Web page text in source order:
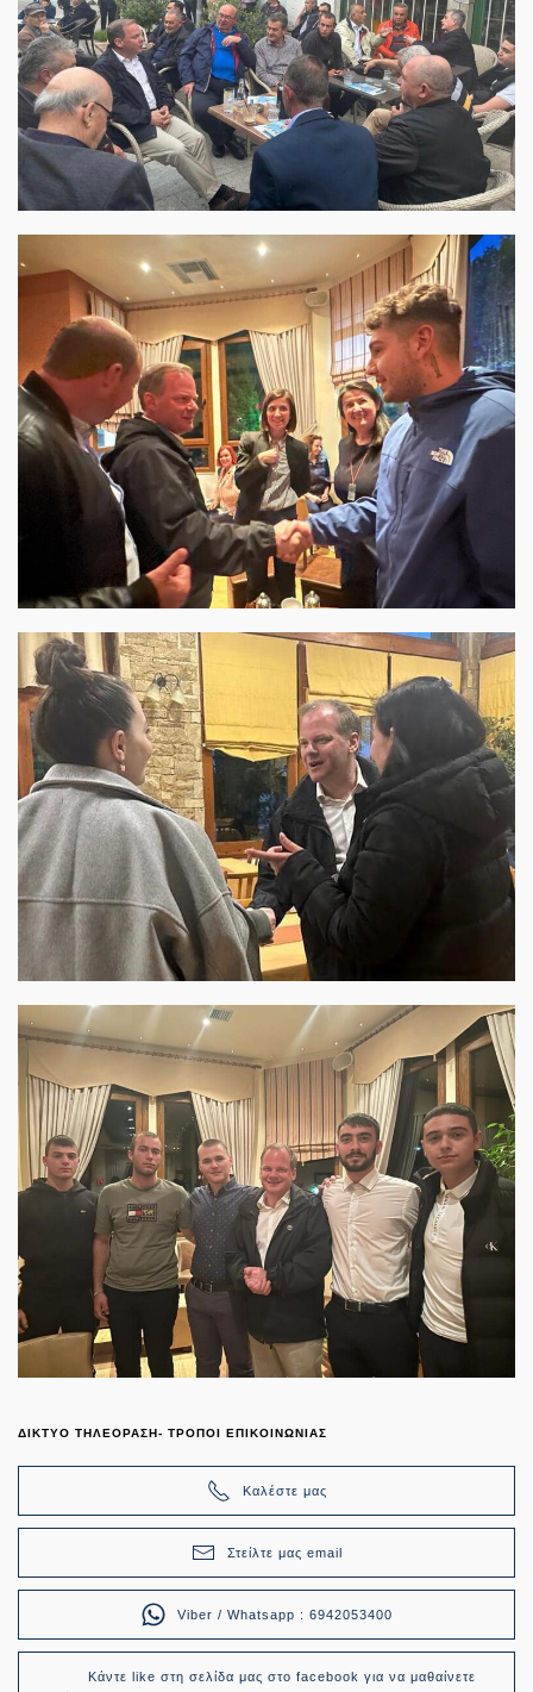
ΔΙΚΤΥΟ ΤΗΛΕΟΡΑΣΗ- ΤΡΟΠΟΙ ΕΠΙΚΟΙΝΩΝΙΑΣ
Καλέστε μας
Στείλτε μας email
Viber / Whatsapp : 6942053400
Κάντε like στη σελίδα μας στο facebook για να μαθαίνετε